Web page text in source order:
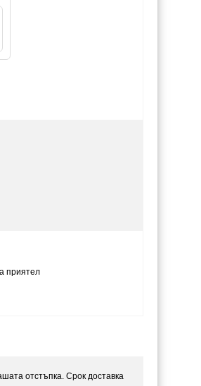
приятел
отстъпка. Срок доставка